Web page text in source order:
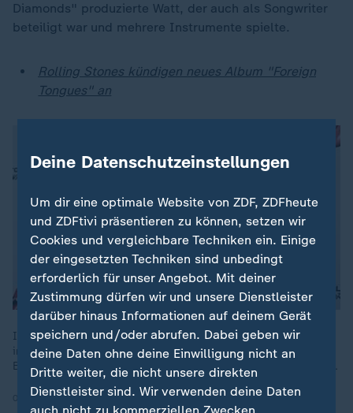
Diamonds" produzierte Watt, der auch als Songwriter
beteiligt war und mehrere Instrumente spielte.
Rolling Stones kündigen neues Album "Foreign
Tongues" an
Ihr neues Album trägt den Namen "Foreign Tongues" und wird
im Juli veröffentlicht. Es ist das 25. Studioalbum der Band.
Bereits jetzt können Fans die neue Single "In The Stars" hören.
06.05.2026 | 0:58 min
Deine Datenschutzeinstellungen
Um dir eine optimale Website von ZDF, ZDFheute
und ZDFtivi präsentieren zu können, setzen wir
Cookies und vergleichbare Techniken ein. Einige
der eingesetzten Techniken sind unbedingt
erforderlich für unser Angebot. Mit deiner
Zustimmung dürfen wir und unsere Dienstleister
darüber hinaus Informationen auf deinem Gerät
speichern und/oder abrufen. Dabei geben wir
deine Daten ohne deine Einwilligung nicht an
Dritte weiter, die nicht unsere direkten
Dienstleister sind. Wir verwenden deine Daten